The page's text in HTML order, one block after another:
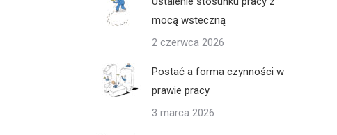
mocą wsteczną
2 czerwca 2026
Postać a forma czynności w
prawie pracy
3 marca 2026